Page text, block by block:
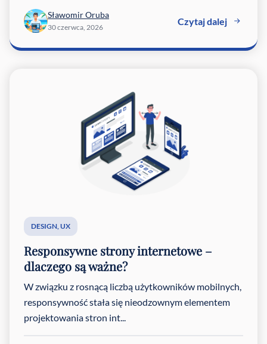
Sławomir Oruba
30 czerwca, 2026
Czytaj dalej
DESIGN,UX
Responsywne strony internetowe –
dlaczego są ważne?
W związku z rosnącą liczbą użytkowników mobilnych,
responsywność stała się nieodzownym elementem
projektowania stron int...